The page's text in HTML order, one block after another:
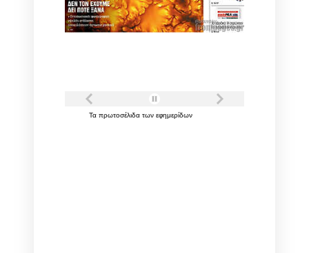
Τα πρωτοσέλιδα των εφημερίδων